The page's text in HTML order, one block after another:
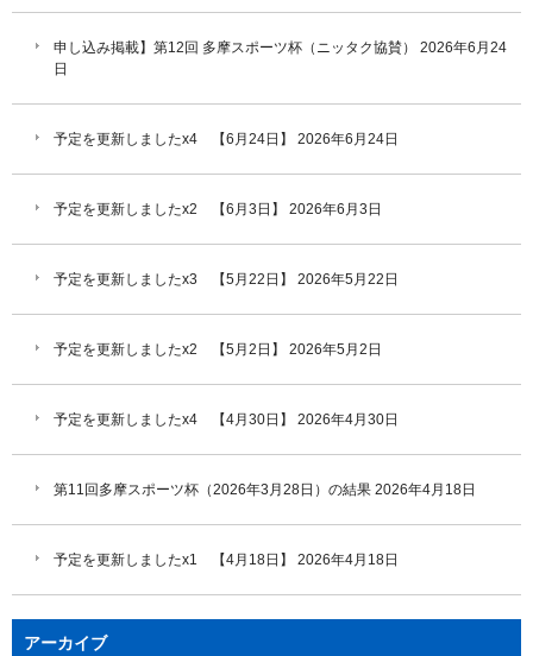
申し込み掲載】第12回 多摩スポーツ杯（ニッタク協賛）
2026年6月24
日
予定を更新しましたx4 【6月24日】 2026年6月24日
予定を更新しましたx2 【6月3日】 2026年6月3日
予定を更新しましたx3 【5月22日】 2026年5月22日
予定を更新しましたx2 【5月2日】 2026年5月2日
予定を更新しましたx4 【4月30日】 2026年4月30日
第11回多摩スポーツ杯（2026年3月28日）の結果 2026年4月18日
予定を更新しましたx1 【4月18日】 2026年4月18日
アーカイブ